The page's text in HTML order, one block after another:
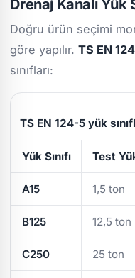
Drenaj Kanalı Yük
Doğru ürün seçimi
göre yapılır.TS EN
sınıfları:
TS EN 124-5 yük
Yük Sınıfı Test
A15 1,5 ton
B125 12,5 ton
C250 25 ton